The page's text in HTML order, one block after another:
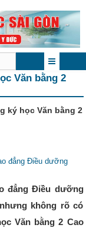
Văn bằng 2
ký học Văn bằng 2
đẳng Điều dưỡng
đẳng Điều dưỡng
không rõ có
Văn bằng 2 Cao